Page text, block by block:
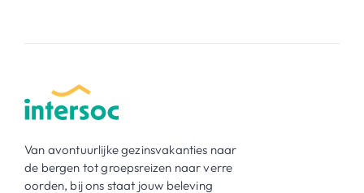
Van avontuurlijke gezinsvakanties naar
de bergen tot groepsreizen naar verre
oorden, bij ons staat jouw beleving